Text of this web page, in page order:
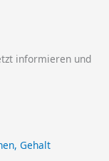
informieren und
Gehalt